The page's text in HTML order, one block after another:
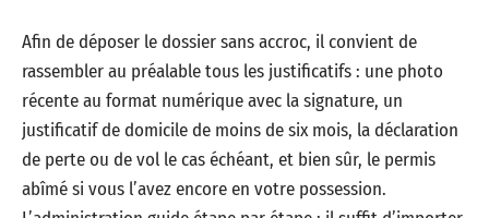
Afin de déposer le dossier sans accroc, il convient de
rassembler au préalable tous les justificatifs : une photo
récente au format numérique avec la signature, un
justificatif de domicile de moins de six mois, la déclaration
de perte ou de vol le cas échéant, et bien sûr, le permis
abîmé si vous l’avez encore en votre possession.